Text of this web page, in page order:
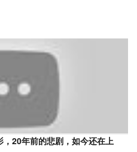
，20年前的悲剧，如今还在上